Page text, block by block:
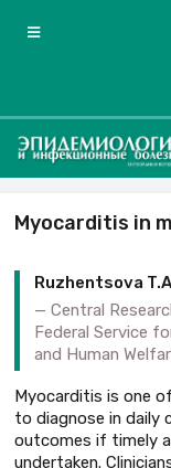
Myocarditis in
Ruzhentsova
Central
Federal Service
and Human
Myocarditis is one
to diagnose in daily
outcomes if timely
undertaken.